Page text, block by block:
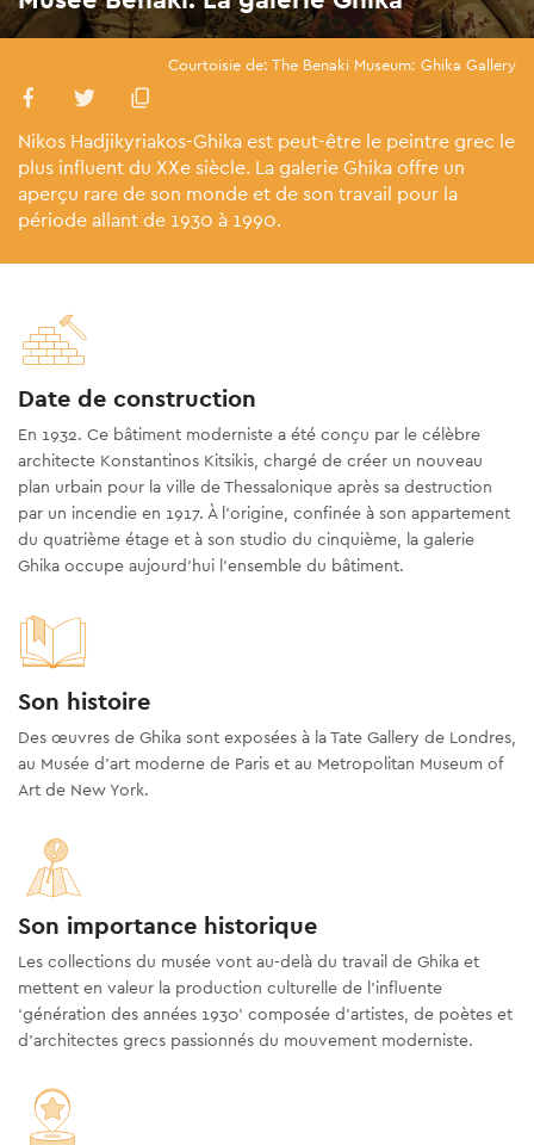
Courtoisie de: The Benaki Museum: Ghika Gallery
Nikos Hadjikyriakos-Ghika est peut-être le peintre grec le
plus influent du XXe siècle. La galerie Ghika offre un
aperçu rare de son monde et de son travail pour la
période allant de 1930 à 1990.
Date de construction
En 1932. Ce bâtiment moderniste a été conçu par le célèbre
architecte Konstantinos Kitsikis, chargé de créer un nouveau
plan urbain pour la ville de Thessalonique après sa destruction
par un incendie en 1917. À l'origine, confinée à son appartement
du quatrième étage et à son studio du cinquième, la galerie
Ghika occupe aujourd’hui l’ensemble du bâtiment.
Son histoire
Des œuvres de Ghika sont exposées à la Tate Gallery de Londres,
au Musée d’art moderne de Paris et au Metropolitan Museum of
Art de New York.
Son importance historique
Les collections du musée vont au-delà du travail de Ghika et
mettent en valeur la production culturelle de l’influente
‘génération des années 1930’ composée d’artistes, de poètes et
d’architectes grecs passionnés du mouvement moderniste.